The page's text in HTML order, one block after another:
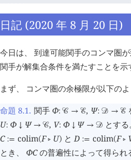
日記 (2020 年 8 月 20 日)
今日は、 到達可能関手のコンマ圏
関手が解集合条件を満たすことを示
まず、 コンマ圏の余極限が以下の
命題 8.1. 関手 Φ: 󰒚 → 󰒜, Ψ: 󰒛 → 󰒜
U: Φ ↓ Ψ → 󰒚, V: Φ ↓ Ψ → 󰒛 とす
C := colim(F 󰖡 U) とD := colim(F 󰖡
とき、 ΦCの普遍性によって得られ